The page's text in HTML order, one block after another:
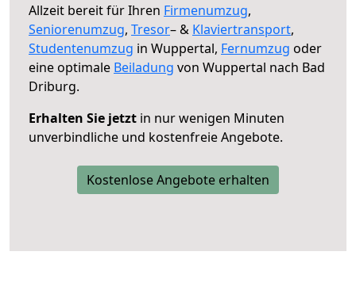
Allzeit bereit für Ihren Firmenumzug,
Seniorenumzug, Tresor– & Klaviertransport,
Studentenumzug in Wuppertal, Fernumzug oder
eine optimale Beiladung von Wuppertal nach Bad
Driburg.
Erhalten Sie jetzt in nur wenigen Minuten
unverbindliche und kostenfreie Angebote.
Kostenlose Angebote erhalten